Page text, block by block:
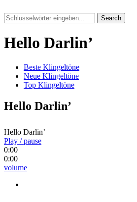
Search
Hello Darlin’
Beste Klingeltöne
Neue Klingeltöne
Top Klingeltöne
Hello Darlin’
Hello Darlin’
Play / pause
0:00
0:00
volume